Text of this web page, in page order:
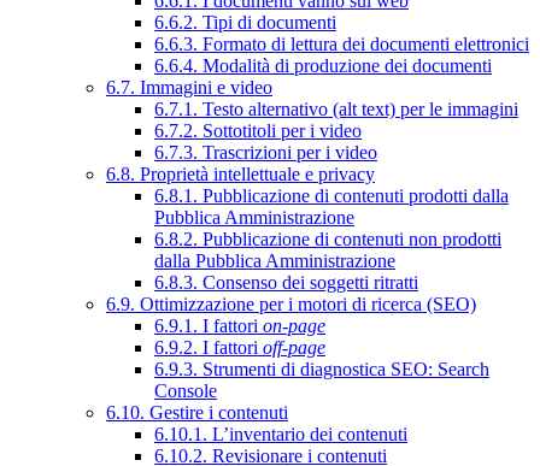
6.6.2. Tipi di documenti
6.6.3. Formato di lettura dei documenti elettronici
6.6.4. Modalità di produzione dei documenti
6.7. Immagini e video
6.7.1. Testo alternativo (alt text) per le immagini
6.7.2. Sottotitoli per i video
6.7.3. Trascrizioni per i video
6.8. Proprietà intellettuale e privacy
6.8.1. Pubblicazione di contenuti prodotti dalla
Pubblica Amministrazione
6.8.2. Pubblicazione di contenuti non prodotti
dalla Pubblica Amministrazione
6.8.3. Consenso dei soggetti ritratti
6.9. Ottimizzazione per i motori di ricerca (SEO)
6.9.1. I fattori on-page
6.9.2. I fattori off-page
6.9.3. Strumenti di diagnostica SEO: Search
Console
6.10. Gestire i contenuti
6.10.1. L’inventario dei contenuti
6.10.2. Revisionare i contenuti